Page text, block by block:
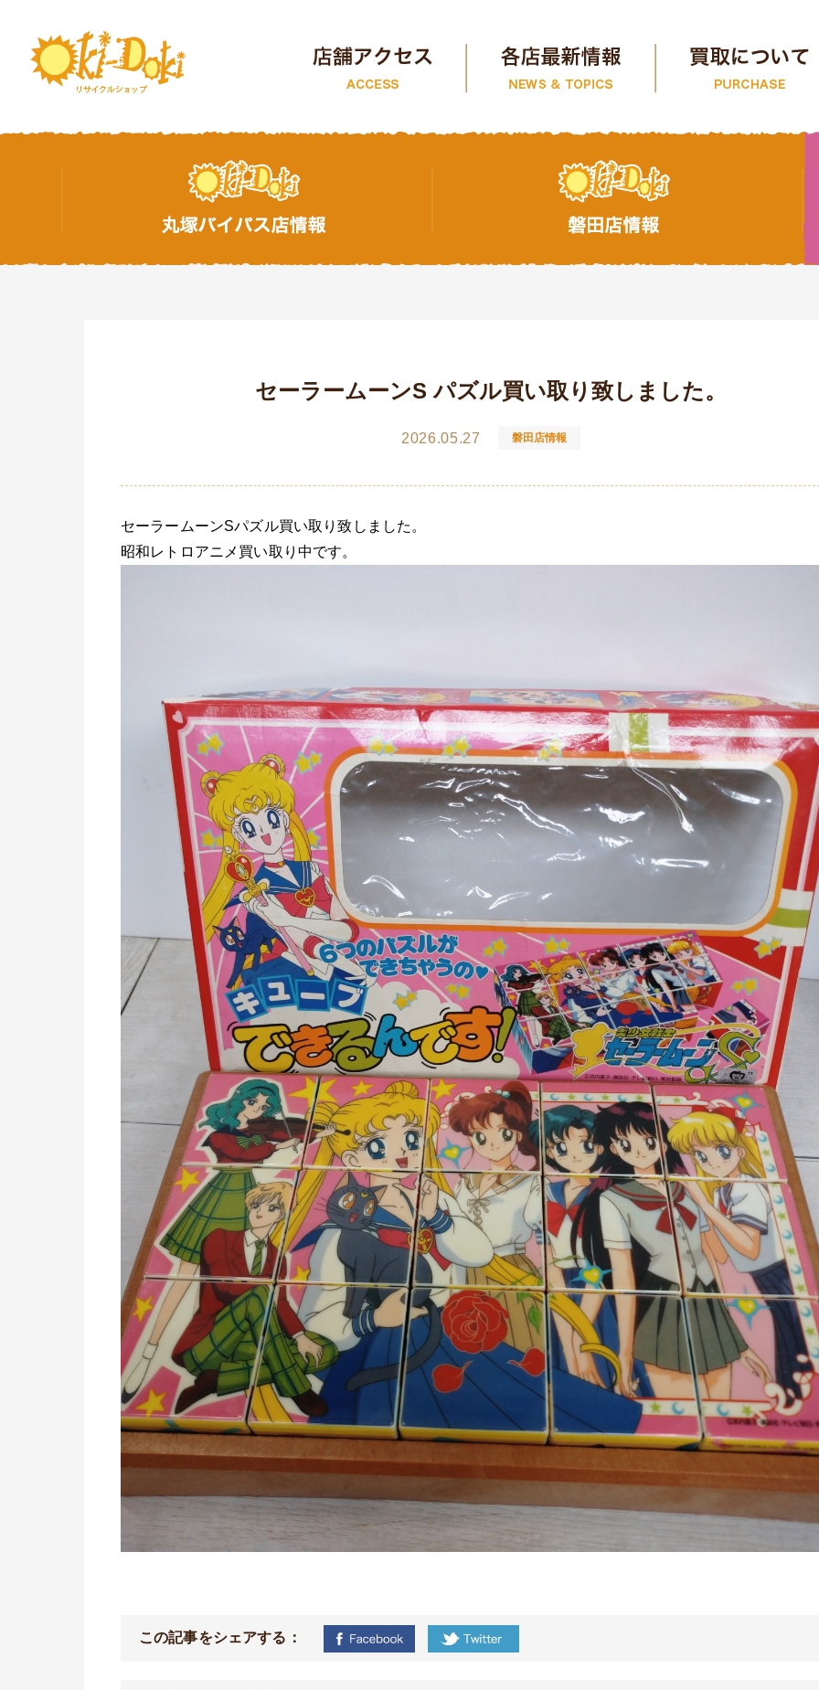
セーラームーンS パズル買い取り致しました。
2026.05.27 磐田店情報
セーラームーンSパズル買い取り致しました。
昭和レトロアニメ買い取り中です。
この記事をシェアする：